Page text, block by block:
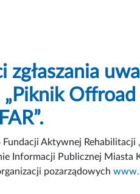
zgłaszania
Aktywnej
Informacji Publicznej
pozarządowych